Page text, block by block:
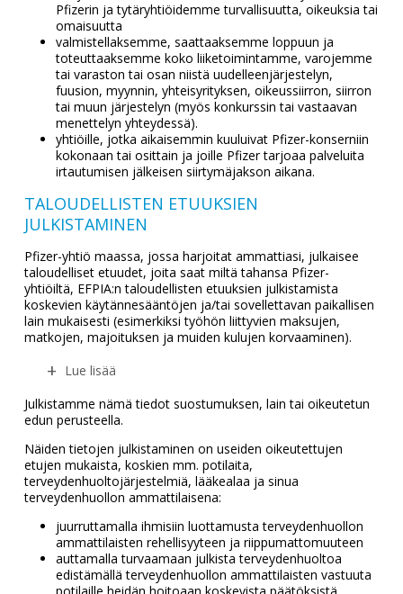
Pfizerin ja tytäryhtiöidemme turvallisuutta, oikeuksia tai
omaisuutta
valmistellaksemme, saattaaksemme loppuun ja
toteuttaaksemme koko liiketoimintamme, varojemme
tai varaston tai osan niistä uudelleenjärjestelyn,
fuusion, myynnin, yhteisyrityksen, oikeussiirron, siirron
tai muun järjestelyn (myös konkurssin tai vastaavan
menettelyn yhteydessä).
yhtiöille, jotka aikaisemmin kuuluivat Pfizer-konserniin
kokonaan tai osittain ja joille Pfizer tarjoaa palveluita
irtautumisen jälkeisen siirtymäjakson aikana.
TALOUDELLISTEN ETUUKSIEN
JULKISTAMINEN
Pfizer-yhtiö maassa, jossa harjoitat ammattiasi, julkaisee
taloudelliset etuudet, joita saat miltä tahansa Pfizer-
yhtiöiltä, EFPIA:n taloudellisten etuuksien julkistamista
koskevien käytännesääntöjen ja/tai sovellettavan paikallisen
lain mukaisesti (esimerkiksi työhön liittyvien maksujen,
matkojen, majoituksen ja muiden kulujen korvaaminen).
Lue lisää
Julkistamme nämä tiedot suostumuksen, lain tai oikeutetun
edun perusteella.
Näiden tietojen julkistaminen on useiden oikeutettujen
etujen mukaista, koskien mm. potilaita,
terveydenhuoltojärjestelmiä, lääkealaa ja sinua
terveydenhuollon ammattilaisena:
juurruttamalla ihmisiin luottamusta terveydenhuollon
ammattilaisten rehellisyyteen ja riippumattomuuteen
auttamalla turvaamaan julkista terveydenhuoltoa
edistämällä terveydenhuollon ammattilaisten vastuuta